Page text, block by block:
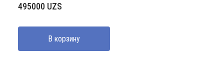
495000 UZS
В корзину